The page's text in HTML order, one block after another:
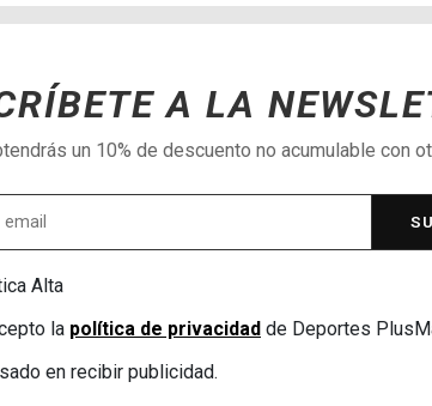
A LA
un 10% de descuento no acumulable con
Alta
la política de privacidad de Deportes
en recibir publicidad.